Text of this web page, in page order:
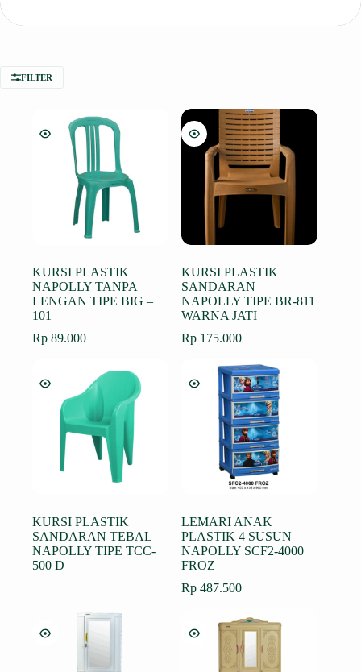
FILTER
KURSI PLASTIK
NAPOLLY TANPA
LENGAN TIPE BIG –
101
Rp 89.000
KURSI PLASTIK
SANDARAN
NAPOLLY TIPE BR-811
WARNA JATI
Rp 175.000
KURSI PLASTIK
SANDARAN TEBAL
NAPOLLY TIPE TCC-
500 D
LEMARI ANAK
PLASTIK 4 SUSUN
NAPOLLY SCF2-4000
FROZ
Rp 487.500